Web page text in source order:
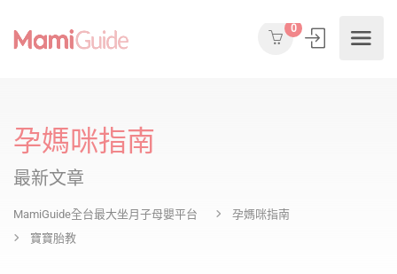
0
孕媽咪指南
最新文章
MamiGuide全台最大坐月子母嬰平台
孕媽咪指南
寶寶胎教